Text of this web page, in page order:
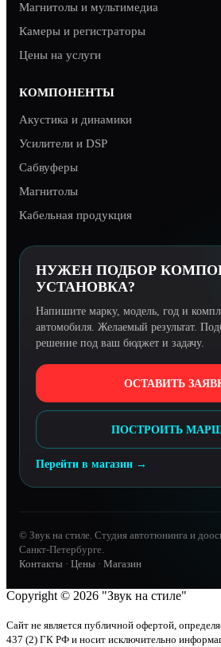
Магнитолы и мультимедиа
Камеры и регистраторы
Цены на услуги
КОМПОНЕНТЫ
Акустика и динамики
Усилители и DSP
Сабвуферы
Магнитолы
Кабельная продукция
НУЖЕН ПОДБОР
УСТАНОВКА?
Напишите марку, модель, год и
автомобиля. Желаемый результат.
решение под ваш бюджет и задачу.
ОСТАВИТЬ
ПОСТРОИТЬ
Перейти в магазин →
© Звук на стиле. Студия автотюнинга и
Санкт-Петербурге.
Контакты · Цены · Магазин
Copyright © 2026 "Звук на стиле"
Сайт не является публичной офертой,
437 (2) ГК РФ и носит исключительно